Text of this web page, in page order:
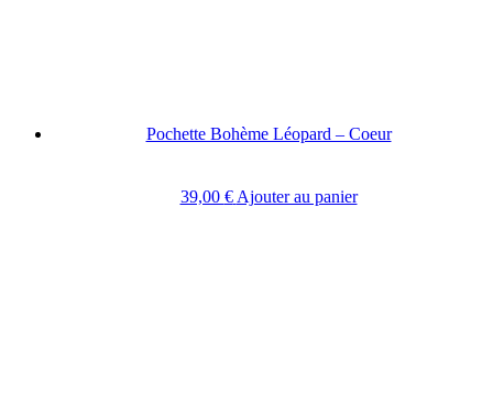
Pochette Bohème Léopard – Coeur
39,00 € Ajouter au panier